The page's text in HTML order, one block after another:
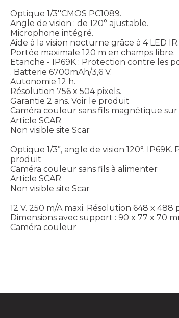
Optique 1/3''CMOS PC1089.
Angle de vision : de 120° ajustable.
Microphone intégré.
Aide à la vision nocturne grâce à 4 LED IR.
Portée maximale 120 m en champs libre.
Etanche - IP69K : Protection contre les
. Batterie 6700mAh/3,6 V.
Autonomie 12 h.
Résolution 756 x 504 pixels.
Garantie 2 ans. Voir le produit
Caméra couleur sans fils magnétique
Article SCAR
Non visible site Scar
Optique 1/3”, angle de vision 120°.
produit
Caméra couleur sans fils à alimenter
Article SCAR
Non visible site Scar
12 V. 250 m/A maxi. Résolution 648 x 488
Dimensions avec support : 90 x 77 x 70
Caméra couleur